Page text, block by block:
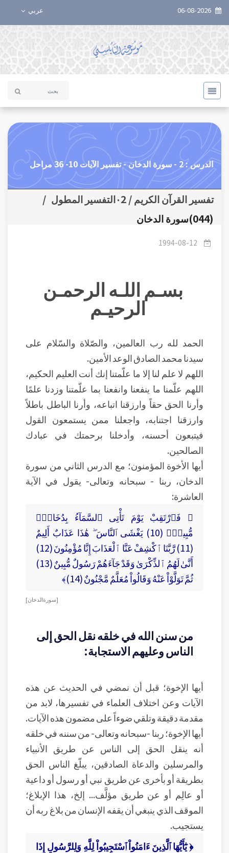
عربي
الدرس : 2 - سورة الدخان - تفسير الآيات 10- 36 مراحل
تفسير القرآن الكريم / ٠2التفسير المطول
/
(044)سورة الدخان
1994-08-12
بسـم اللـه الرحمـن
الرحيـم
الحمد لله رب العالمين، والصّلاة والسّلام على
سيدنا محمد الصادق الوعد الأمين.
اللهم لا علم لنا إلا ما علّمتنا إنك أنت العليم الحكيم،
اللهم علّمنا ما ينفعنا وانفعنا بما علّمتنا وزدنا علمًا
وأرنا الحق حقاً وارزقنا اتباعه، وأرنا الباطل باطلاً
وارزقنا اجتنابه، واجعلنا ممن يستمعون القول
فيتبعون أحسنه، وأدخلنا برحمتك في عبادك
الصالحين.
أيها الأخوة المؤمنون؛ مع الدرس الثاني من سورة
الدخان، ربنا - سبحانه وتعالى- يقول في الآية
العاشرة:
﴿ فَٱرْتَقِبْ يَوْمَ تَأْتِى ٱلسَّمَآءُ بِدُخَانٍۢ
مُّبِينٍۢ (10) يَغْشَى ٱلنَّاسَ ۖ هَٰذَا عَذَابٌ أَلِيمٌ
(11) رَّبَّنَا ٱكْشِفْ عَنَّا ٱلْعَذَابَ إِنَّا مُؤْمِنُونَ (12)
أَنَّىٰ لَهُمُ ٱلذِّكْرَىٰ وَقَدْ جَآءَهُمْ رَسُولٌ مُّبِينٌ (13)
ثُمَّ تَوَلَّوْاْ عَنْهُ وَقَالُواْ مُعَلَّمٌ مَّجْنُونٌ (14)﴾
[ سورة الدخان ]
من سنن الله في خلقه نقل الحق إلى
الناس وعليهم الاستجابة:
أيها الإخوة؛ قبل أن نمضي في الحديث عن هذه
الآيات وعن اختلاف العلماء في تفسيرها، لابد من
مقدمة دقيقة وتلقي ضوءاً على مضمون هذه الآيات.
أيها الإخوة؛ ربنا -سبحانه وتعالى- من سننه في خلقه
أنه ينقل الحق إلى الناس عن طريق الأنبياء
والمرسلين والدعاة الصادقين، يبلّغ الناس الحق
بطريقة أو بأخرى عن طريق نبي أو رسول أو داعية
أو عالِم أو عن طريق مؤلَّف... إلخ، هذا الإبلاغ؛
الموقف الذي ينبغي أن يقفه الإنسان من بلاغ ربه أن
يستجيب.
﴿ يَٰٓأَيُّهَا ٱلَّذِينَ ءَامَنُواْ ٱسْتَجِيبُواْ لِلَّهِ وَلِلرَّسُولِ إِذَا